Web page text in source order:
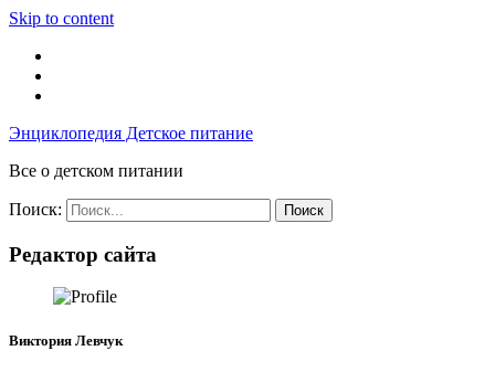
Skip to content
Энциклопедия Детское питание
Все о детском питании
Поиск:
Редактор сайта
Виктория Левчук